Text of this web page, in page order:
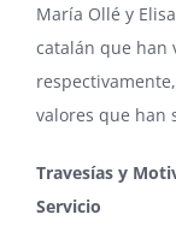
María Ollé y
catalán que han
valores que han
Travesías y
Servicio